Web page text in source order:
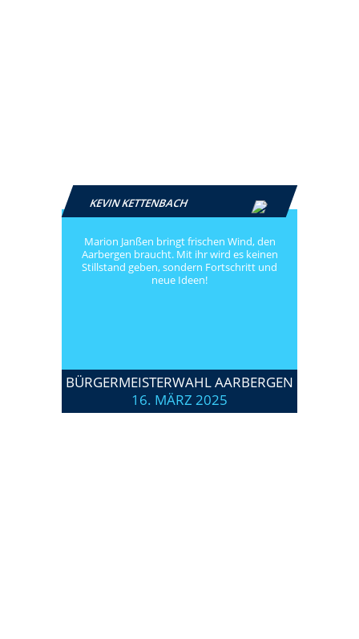
KEVIN KETTENBACH
Marion Janßen bringt frischen Wind, den
Aarbergen braucht. Mit ihr wird es keinen
Stillstand geben, sondern Fortschritt und
neue Ideen!
BÜRGERMEISTERWAHL AARBERGEN
16. MÄRZ 2025